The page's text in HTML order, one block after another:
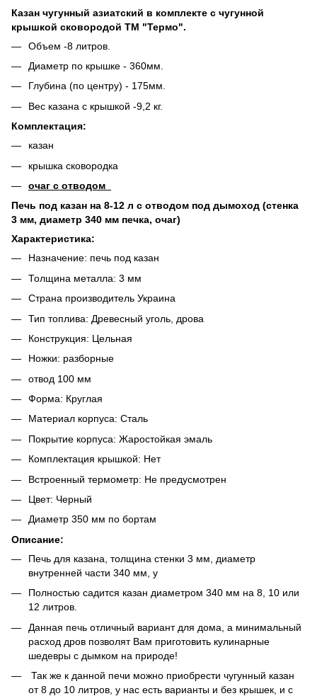
Казан чугунный азиатский в комплекте с чугунной
крышкой сковородой ТМ "Термо".
Объем -8 литров.
Диаметр по крышке - 360мм.
Глубина (по центру) - 175мм.
Вес казана с крышкой -9,2 кг.
Комплектация:
казан
крышка сковородка
очаг с отводом
Печь под казан на 8-12 л с отводом под дымоход (стенка
3 мм, диаметр 340 мм печка, очаг)
Характеристика:
Назначение: печь под казан
Толщина металла: 3 мм
Страна производитель Украина
Тип топлива: Древесный уголь, дрова
Конструкция: Цельная
Ножки: разборные
отвод 100 мм
Форма: Круглая
Материал корпуса: Сталь
Покрытие корпуса: Жаростойкая эмаль
Комплектация крышкой: Нет
Встроенный термометр: Не предусмотрен
Цвет: Черный
Диаметр 350 мм по бортам
Описание:
Печь для казана, толщина стенки 3 мм, диаметр
внутренней части 340 мм, у
Полностью садится казан диаметром 340 мм на 8, 10 или
12 литров.
Данная печь отличный вариант для дома, а минимальный
расход дров позволят Вам приготовить кулинарные
шедевры с дымком на природе!
Так же к данной печи можно приобрести чугунный казан
от 8 до 10 литров, у нас есть варианты и без крышек, и с